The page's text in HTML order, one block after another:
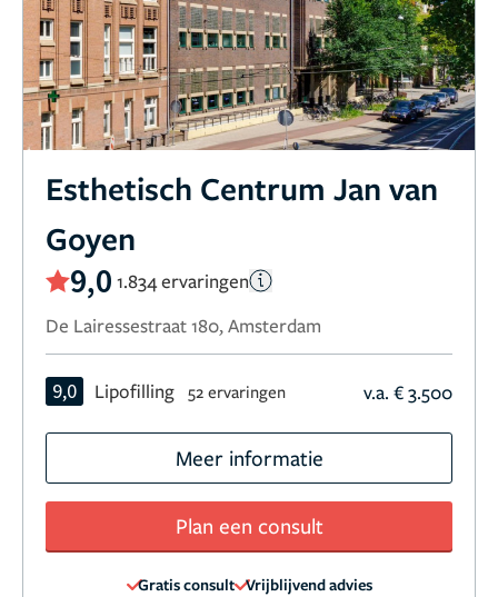
Esthetisch Centrum Jan van
Goyen
9,0 1.834 ervaringen
De Lairessestraat 180, Amsterdam
9,0 Lipofilling 52 ervaringen v.a. € 3.500
Meer informatie
Plan een consult
Gratis consult Vrijblijvend advies